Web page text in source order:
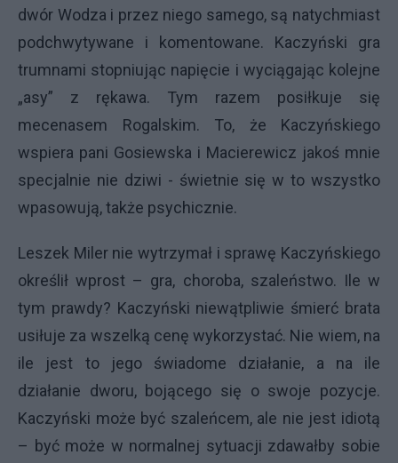
dwór Wodza i przez niego samego, są natychmiast
podchwytywane i komentowane. Kaczyński gra
trumnami stopniując napięcie i wyciągając kolejne
„asy” z rękawa. Tym razem posiłkuje się
mecenasem Rogalskim. To, że Kaczyńskiego
wspiera pani Gosiewska i Macierewicz jakoś mnie
specjalnie nie dziwi - świetnie się w to wszystko
wpasowują, także psychicznie.
Leszek Miler nie wytrzymał i sprawę Kaczyńskiego
określił wprost – gra, choroba, szaleństwo. Ile w
tym prawdy? Kaczyński niewątpliwie śmierć brata
usiłuje za wszelką cenę wykorzystać. Nie wiem, na
ile jest to jego świadome działanie, a na ile
działanie dworu, bojącego się o swoje pozycje.
Kaczyński może być szaleńcem, ale nie jest idiotą
– być może w normalnej sytuacji zdawałby sobie